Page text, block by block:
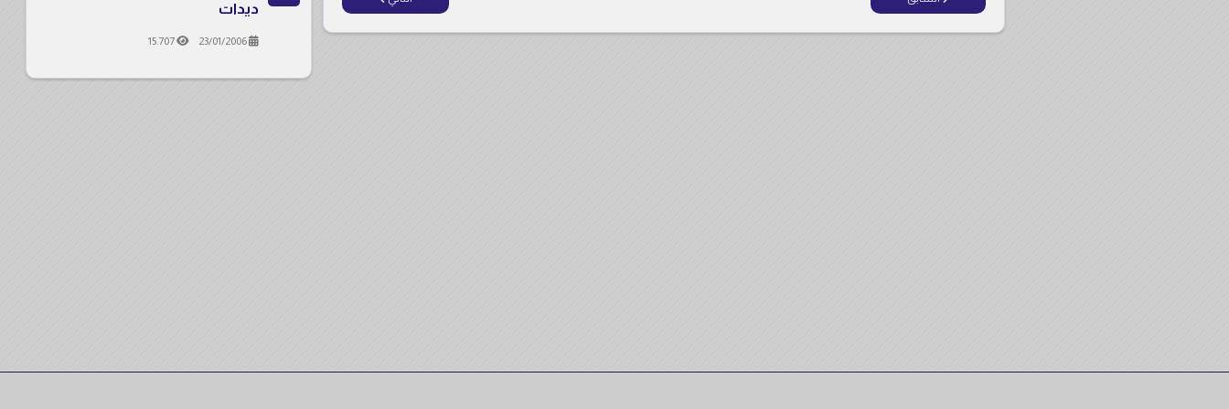
ديدات
23/01/2006
15.707